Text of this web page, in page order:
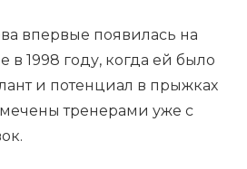
впервые появилась на
в 1998 году, когда ей было
и потенциал в прыжках
тренерами уже с